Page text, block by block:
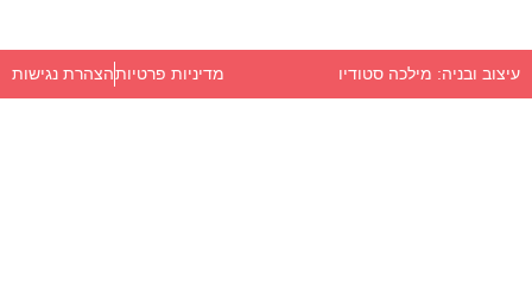
עיצוב ובניה: מילכה סטודיו מדיניות פרטיותהצהרת נגישות